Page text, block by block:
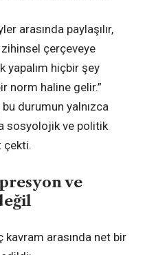
arasında paylaşılır,
çerçeveye
yapalım hiçbir şey
norm haline gelir.”
durumun yalnızca
sosyolojik ve politik
çekti.
ve
kavram arasında net bir